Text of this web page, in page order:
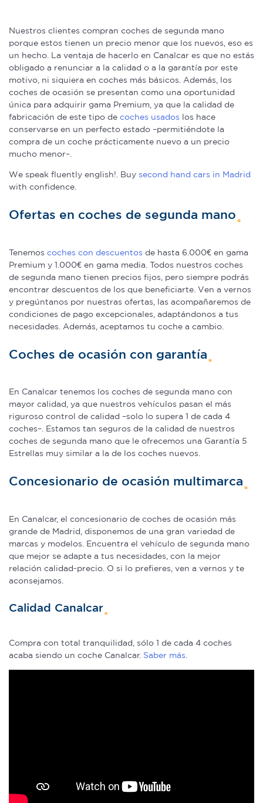
Las cookies de este sitio web se usan para personalizar
el contenido y los anuncios, ofrecer funciones de redes
sociales y analizar el tráfico. Además, compartimos
información sobre el uso que haga del sitio web con
nuestros partners de redes sociales, publicidad y análisis
web, quienes pueden combinarla con otra información
que les haya proporcionado o que hayan recopilado a
partir del uso que haya hecho de sus servicios.
Nuestros clientes compran coches de segunda mano
porque estos tienen un precio menor que los nuevos, eso es
un hecho. La ventaja de hacerlo en Canalcar es que no estás
obligado a renunciar a la calidad o a la garantía por este
motivo, ni siquiera en coches más básicos. Además, los
coches de ocasión se presentan como una oportunidad
única para adquirir gama Premium, ya que la calidad de
fabricación de este tipo de coches usados los hace
conservarse en un perfecto estado –permitiéndote la
compra de un coche prácticamente nuevo a un precio
mucho menor–.
We speak fluently english!. Buy second hand cars in Madrid
with confidence.
Ofertas en coches de segunda mano
Tenemos coches con descuentos de hasta 6.000€ en gama
Premium y 1.000€ en gama media. Todos nuestros coches
de segunda mano tienen precios fijos, pero siempre podrás
encontrar descuentos de los que beneficiarte. Ven a vernos
y pregúntanos por nuestras ofertas, las acompañaremos de
condiciones de pago excepcionales, adaptándonos a tus
necesidades. Además, aceptamos tu coche a cambio.
Coches de ocasión con garantía
En Canalcar tenemos los coches de segunda mano con
mayor calidad, ya que nuestros vehículos pasan el más
riguroso control de calidad –solo lo supera 1 de cada 4
coches–. Estamos tan seguros de la calidad de nuestros
coches de segunda mano que le ofrecemos una Garantía 5
Estrellas muy similar a la de los coches nuevos.
Concesionario de ocasión multimarca
En Canalcar, el concesionario de coches de ocasión más
grande de Madrid, disponemos de una gran variedad de
marcas y modelos. Encuentra el vehículo de segunda mano
que mejor se adapte a tus necesidades, con la mejor
relación calidad-precio. O si lo prefieres, ven a vernos y te
aconsejamos.
Calidad Canalcar
Compra con total tranquilidad, sólo 1 de cada 4 coches
acaba siendo un coche Canalcar. Saber más.